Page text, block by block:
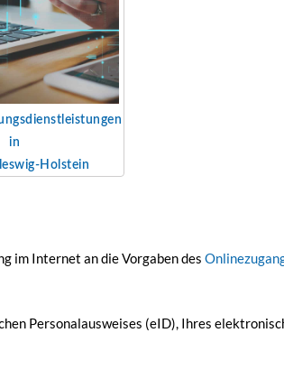
dienstleistungen
in
Holstein
im Internet an die Vorgaben des
Personalausweises (eID), Ihres